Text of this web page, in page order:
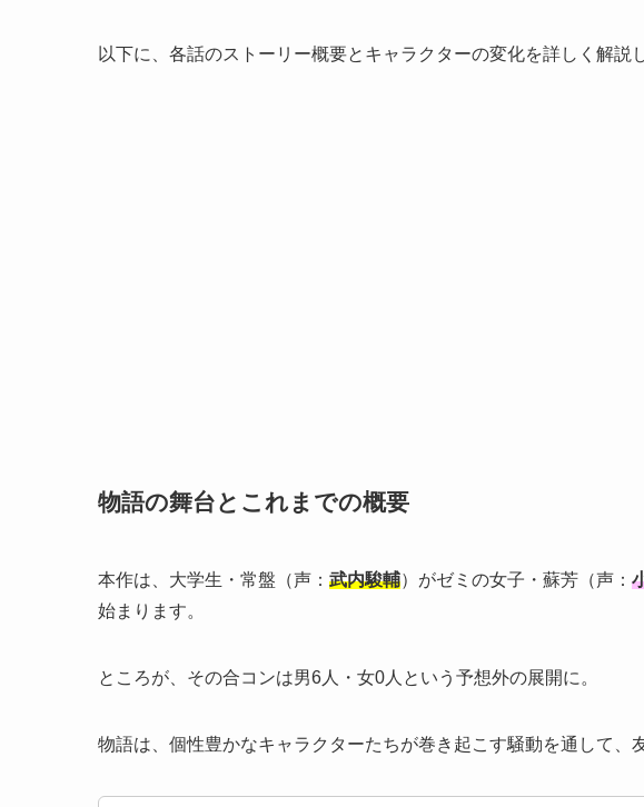
以下に、各話のストーリー概要とキャラクターの変化を詳しく解説
物語の舞台とこれまでの概要
本作は、大学生・常盤（声： 武内駿輔）がゼミの女子・蘇芳（声：
始まります。
ところが、その合コンは男6人・女0人という予想外の展開に。
物語は、個性豊かなキャラクターたちが巻き起こす騒動を通して、